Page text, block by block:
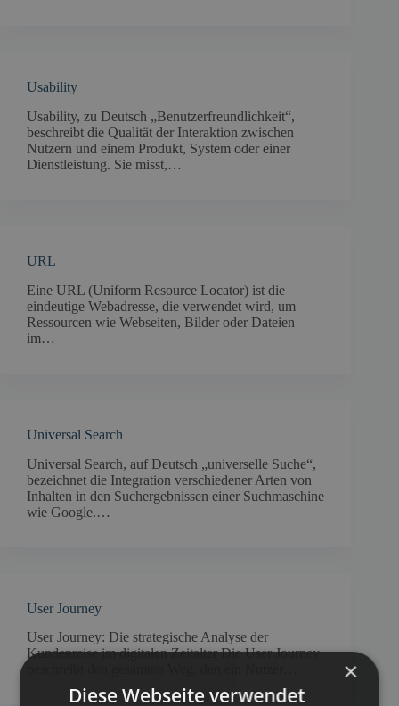
Usability
Usability, zu Deutsch „Benutzerfreundlichkeit“,
beschreibt die Qualität der Interaktion zwischen
Nutzern und einem Produkt, System oder einer
Dienstleistung. Sie misst,…
URL
Eine URL (Uniform Resource Locator) ist die
eindeutige Webadresse, die verwendet wird, um
Ressourcen wie Webseiten, Bilder oder Dateien
im…
Universal Search
Universal Search, auf Deutsch „universelle Suche“,
bezeichnet die Integration verschiedener Arten von
Inhalten in den Suchergebnissen einer Suchmaschine
wie Google.…
User Journey
User Journey: Die strategische Analyse der
Kundenreise im digitalen Zeitalter Die User Journey
×
Diese Webseite verwendet